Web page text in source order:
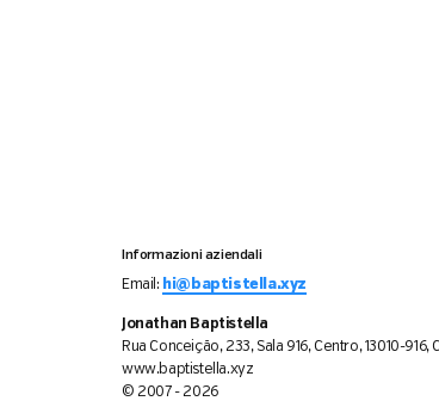
Informazioni aziendali
Email: hi@baptistella.xyz
Jonathan Baptistella
Rua Conceição, 233, Sala 916, Centro, 13010-916,
www.baptistella.xyz
© 2007 - 2026